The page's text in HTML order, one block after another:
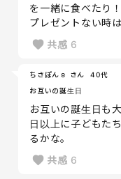
を一緒に食べたり！
プレゼントない時
共感 6
ちさぽん☺︎ さん
40代
お互いの誕生日
お互いの誕生日も
日以上に子どもた
るかな。
共感 6